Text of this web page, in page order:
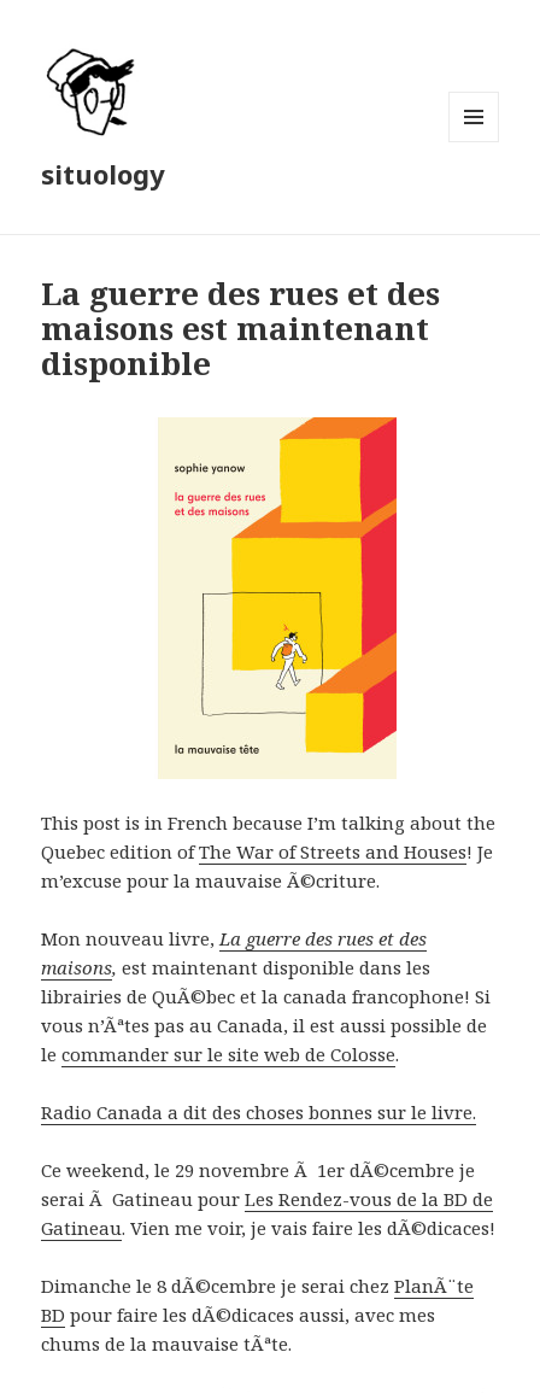
situology
La guerre des rues et des
maisons est maintenant
disponible
This post is in French because I’m talking about the
Quebec edition ofThe War of Streets and Houses! Je
m’excuse pour la mauvaise Ã©criture.
Mon nouveau livre,La guerre des rues et des
maisons, est maintenant disponible dans les
librairies de QuÃ©bec et la canada francophone! Si
vous n’Ãªtes pas au Canada, il est aussi possible de
lecommander sur le site web de Colosse.
Radio Canada a dit des choses bonnes sur le livre.
Ce weekend, le 29 novembre Ã 1er dÃ©cembre je
serai Ã Gatineau pourLes Rendez-vous de la BD de
Gatineau. Vien me voir, je vais faire les dÃ©dicaces!
Dimanche le 8 dÃ©cembre je serai chezPlanÃ¨te
BD pour faire les dÃ©dicaces aussi, avec mes
chums de la mauvaise tÃªte.